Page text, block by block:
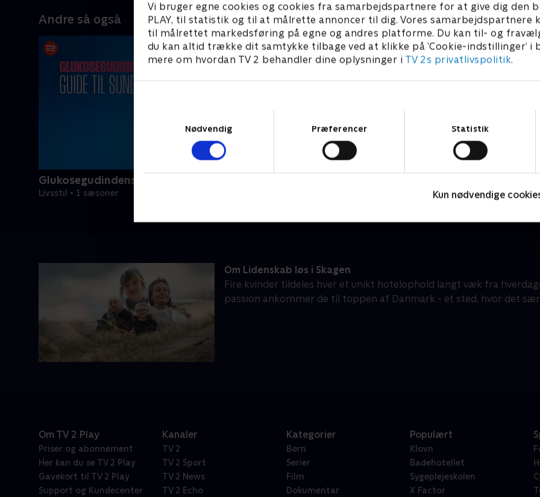
Vi bruger egne cookies og cookies fra samarbejdspartnere for at give dig den
PLAY, til statistik og til at målrette annoncer til dig. Vores samarbejdspartnere
til målrettet markedsføring på egne og andres platforme. Du kan til- og
du kan altid trække dit samtykke tilbage ved at klikke på ’Cookie-indstillinger’ i
mere om hvordan TV 2 behandler dine oplysninger i TV 2s privatlivspolitik.
Nødvendig
Præferencer Statistik
Kun nødvendige
Andre så også
Glukosegudindens guide til sundhed
Livsstil • 1 sæsoner
Om Lidenskab løs i Skagen
Fire kvinder tildeles hver et unikt hotelophold langt væk fra
passion ankommer de til toppen af Danmark - et sted, hvor det
Om TV 2 Play
Priser og abonnement
Her kan du se TV 2 Play
Gavekort til TV 2 Play
Support og Kundecenter
Kanaler
TV 2
TV 2 Sport
TV 2 News
TV 2 Echo
Kategorier
Børn
Serier
Film
Dokumentar
Populært
Klovn
Badehotellet
Sygeplejeskolen
X Factor